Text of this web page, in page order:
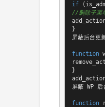
if
//删除子菜
}
屏蔽后台更
function
}
屏蔽 WP 后
function